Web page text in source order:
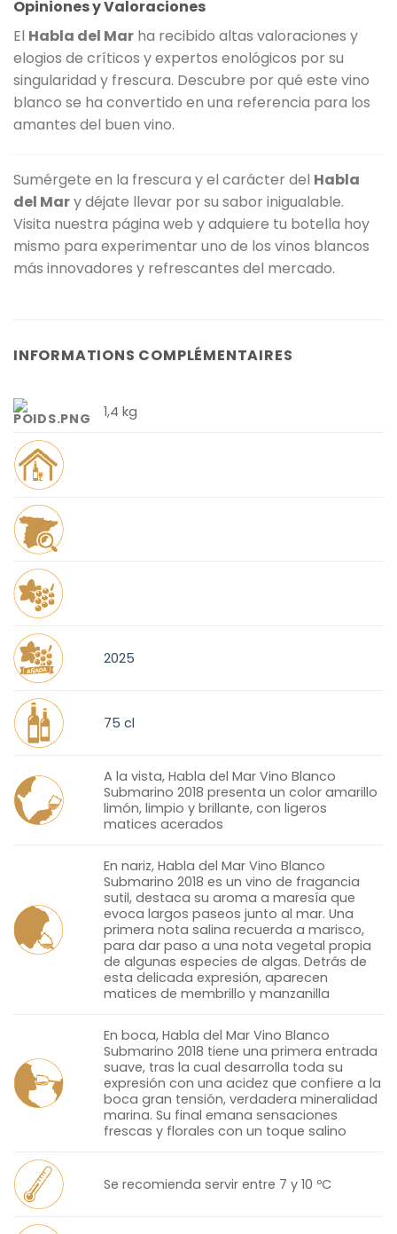
Opiniones y Valoraciones
El Habla del Mar ha recibido altas valoraciones y
elogios de críticos y expertos enológicos por su
singularidad y frescura. Descubre por qué este vino
blanco se ha convertido en una referencia para los
amantes del buen vino.
Sumérgete en la frescura y el carácter del Habla
del Mary déjate llevar por su sabor inigualable.
Visita nuestra página web y adquiere tu botella hoy
mismo para experimentar uno de los vinos blancos
más innovadores y refrescantes del mercado.
INFORMATIONS COMPLÉMENTAIRES
1,4 kg
2025
75 cl
A la vista, Habla del Mar Vino Blanco
Submarino 2018 presenta un color amarillo
limón, limpio y brillante, con ligeros
matices acerados
En nariz, Habla del Mar Vino Blanco
Submarino 2018 es un vino de fragancia
sutil, destaca su aroma a maresía que
evoca largos paseos junto al mar. Una
primera nota salina recuerda a marisco,
para dar paso a una nota vegetal propia
de algunas especies de algas. Detrás de
esta delicada expresión, aparecen
matices de membrillo y manzanilla
En boca, Habla del Mar Vino Blanco
Submarino 2018 tiene una primera entrada
suave, tras la cual desarrolla toda su
expresión con una acidez que confiere a la
boca gran tensión, verdadera mineralidad
marina. Su final emana sensaciones
frescas y florales con un toque salino
Se recomienda servir entre 7 y 10 ºC